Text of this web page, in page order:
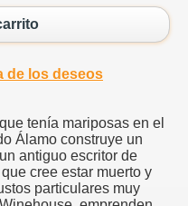
de los deseos
tenía mariposas en el
Álamo construye un
antiguo escritor de
cree estar muerto y
particulares muy